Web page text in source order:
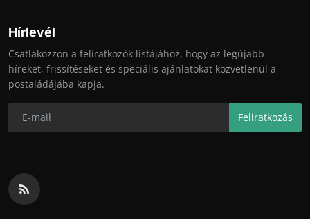
Hírlevél
Csatlakozzon a feliratkozók listájához, hogy az legújabb
híreket, frissítéseket és speciális ajánlatokat közvetlenül a
postaládájába kapja.
Feliratkozás